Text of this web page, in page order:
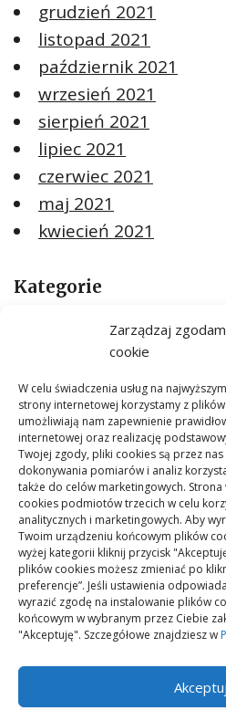
Zarządzaj
cookie
W celu świadczenia usług na
strony internetowej korzystamy z
umożliwiają nam zapewnienie
internetowej oraz realizację
Twojej zgody, pliki cookies są przez
dokonywania pomiarów i analiz
także do celów marketingowych.
cookies podmiotów trzecich w celu
analitycznych i marketingowych. Aby
Twoim urządzeniu końcowym plików
wyżej kategorii kliknij przycisk
plików cookies możesz zmieniać po
preferencje”. Jeśli ustawienia
wyrazić zgodę na instalowanie plików
końcowym w wybranym przez Ciebie
"Akceptuję". Szczegółowe znajdziesz w
grudzień 2021
listopad 2021
październik 2021
wrzesień 2021
sierpień 2021
lipiec 2021
czerwiec 2021
maj 2021
kwiecień 2021
Kategorie
ARTYKUŁ
Budownictwo
Dom
Ogród
Remont
Meta
Zaloguj się
Kanał wpisów
Kanał komentarzy
WordPress.org